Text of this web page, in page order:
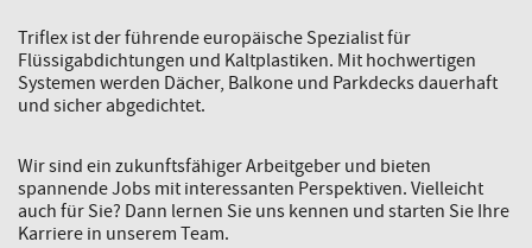
Triflex ist der führende europäische Spezialist für
Flüssigabdichtungen und Kaltplastiken. Mit hochwertigen
Systemen werden Dächer, Balkone und Parkdecks dauerhaft
und sicher abgedichtet.
Wir sind ein zukunftsfähiger Arbeitgeber und bieten
spannende Jobs mit interessanten Perspektiven. Vielleicht
auch für Sie? Dann lernen Sie uns kennen und starten Sie Ihre
Karriere in unserem Team.